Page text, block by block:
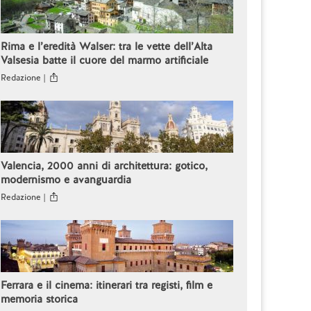
Rima e l’eredità Walser: tra le vette dell’Alta
Valsesia batte il cuore del marmo artificiale
Redazione |
Valencia, 2000 anni di architettura: gotico,
modernismo e avanguardia
Redazione |
Ferrara e il cinema: itinerari tra registi, film e
memoria storica